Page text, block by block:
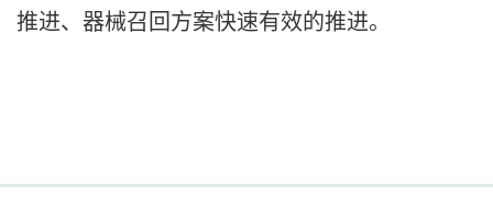
推进、器械召回方案快速有效的推进。